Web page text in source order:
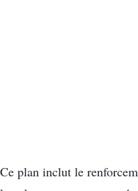
Ce plan inclut le